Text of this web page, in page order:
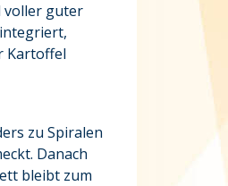
voller guter
Kartoffel
zu Spiralen
Danach
bleibt zum